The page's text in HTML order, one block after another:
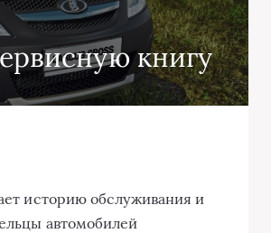
книгу
историю обслуживания и
автомобилей